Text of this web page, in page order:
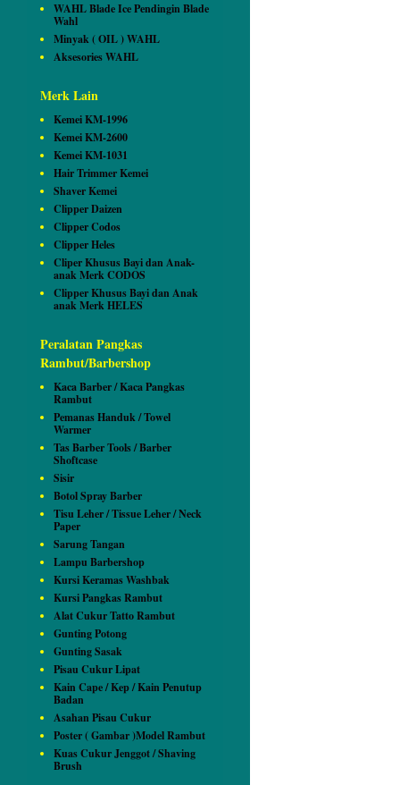
WAHL Blade Ice Pendingin Blade
Wahl
Minyak ( OIL ) WAHL
Aksesories WAHL
Merk Lain
Kemei KM-1996
Kemei KM-2600
Kemei KM-1031
Hair Trimmer Kemei
Shaver Kemei
Clipper Daizen
Clipper Codos
Clipper Heles
Cliper Khusus Bayi dan Anak-
anak Merk CODOS
Clipper Khusus Bayi dan Anak
anak Merk HELES
Peralatan Pangkas
Rambut/Barbershop
Kaca Barber / Kaca Pangkas
Rambut
Pemanas Handuk / Towel
Warmer
Tas Barber Tools / Barber
Shoftcase
Sisir
Botol Spray Barber
Tisu Leher / Tissue Leher / Neck
Paper
Sarung Tangan
Lampu Barbershop
Kursi Keramas Washbak
Kursi Pangkas Rambut
Alat Cukur Tatto Rambut
Gunting Potong
Gunting Sasak
Pisau Cukur Lipat
Kain Cape / Kep / Kain Penutup
Badan
Asahan Pisau Cukur
Poster ( Gambar )Model Rambut
Kuas Cukur Jenggot / Shaving
Brush